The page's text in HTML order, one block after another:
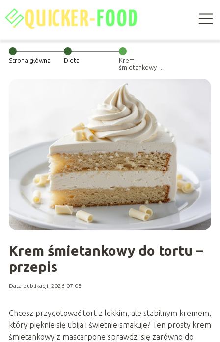
Strona główna Dieta
Krem
śmietankowy do
Krem śmietankowy do tortu –
przepis
Data publikacji: 2026-07-08
Chcesz przygotować tort z lekkim, ale stabilnym kremem,
który pięknie się ubija i świetnie smakuje? Ten prosty krem
śmietankowy z mascarpone sprawdzi się zarówno do